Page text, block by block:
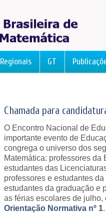
Regionais GT
Chamada para
O Encontro Nacional de
importante evento de
congrega o universo dos
Matemática: professores
estudantes das
professores e estudantes
estudantes da graduação e
as férias escolares de
Orientação Normativa nº 1.